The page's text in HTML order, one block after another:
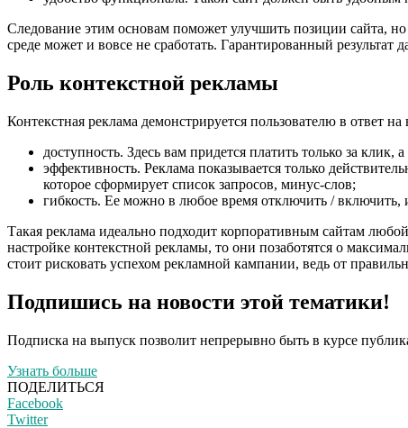
Следование этим основам поможет улучшить позиции сайта,
среде может и вовсе не сработать. Гарантированный результат
Роль контекстной рекламы
Контекстная реклама демонстрируется пользователю в ответ
доступность. Здесь вам придется платить только за клик,
эффективность. Реклама показывается только
которое сформирует список запросов, минус-слов;
гибкость. Ее можно в любое время отключить / включить,
Такая реклама идеально подходит корпоративным сайтам
настройке контекстной рекламы, то они позаботятся о
стоит рисковать успехом рекламной кампании, ведь от
Подпишись на новости этой тематики!
Подписка на выпуск позволит непрерывно быть в курсе
Узнать больше
ПОДЕЛИТЬСЯ
Facebook
Twitter